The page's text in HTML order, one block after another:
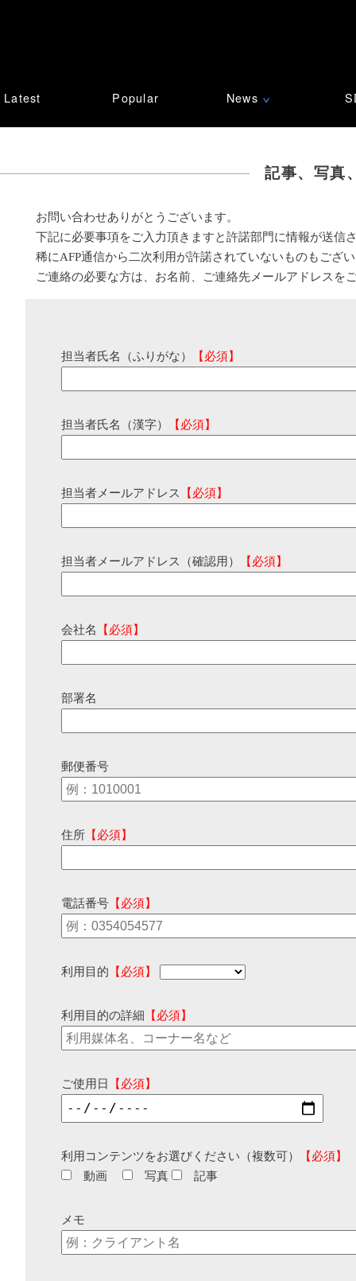
Latest Popular News ∨
記事、写真
お問い合わせありがとうございます。
下記に必要事項をご入力頂きますと許諾部門に情報が送信
稀にAFP通信から二次利用が許諾されていないものもござ
ご連絡の必要な方は、お名前、ご連絡先メールアドレスを
担当者氏名（ふりがな） 【必須】
担当者氏名（漢字） 【必須】
担当者メールアドレス 【必須】
担当者メールアドレス（確認用） 【必須】
会社名 【必須】
部署名
郵便番号
住所 【必須】
電話番号 【必須】
利用目的 【必須】
利用目的の詳細 【必須】
ご使用日 【必須】
利用コンテンツをお選びください（複数可）
【必須】
動画
写真 記事
メモ